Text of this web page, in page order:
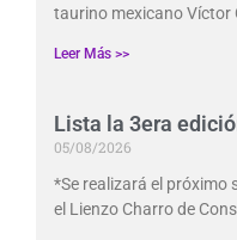
taurino mexicano Víctor
Leer Más >>
Lista la 3era
05/08/2026
*Se realizará el próximo
el Lienzo Charro de